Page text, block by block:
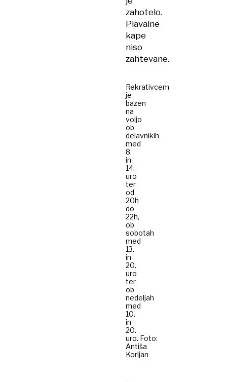
zahotelo.
Plavalne
kape
niso
zahtevane.
Rekrativcem
je
bazen
na
voljo
ob
delavnikih
med
8.
in
14.
uro
ter
od
20h
do
22h,
ob
sobotah
med
13.
in
20.
uro
ter
ob
nedeljah
med
10.
in
20.
uro. Foto:
Antiša
Korljan